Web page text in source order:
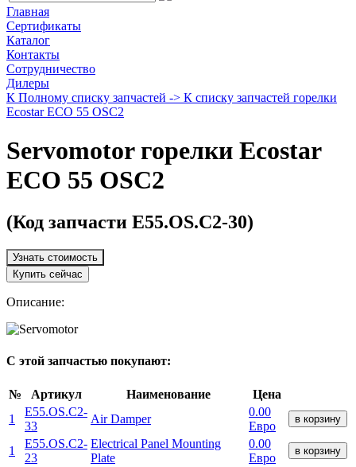
Главная
Сертификаты
Каталог
Контакты
Сотрудничество
Дилеры
К Полному списку запчастей -> К списку запчастей горелки
Ecostar ECO 55 OSC2
Servomotor горелки Ecostar
ECO 55 OSC2
(Код запчасти E55.OS.C2-30)
Узнать стоимость
Купить сейчас
Описание:
С этой запчастью покупают:
№ Артикул Наименование
Цена
1
E55.OS.C2-
33
Air Damper
0.00
Евро
в корзину
1
E55.OS.C2-
23
Electrical Panel Mounting
Plate
0.00
Евро
в корзину